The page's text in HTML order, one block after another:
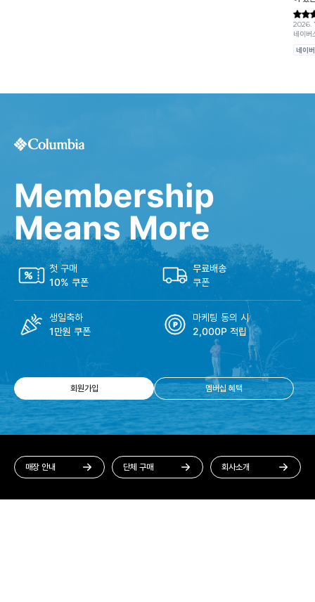
Membership
Means More
첫 구매
10% 쿠폰
무료배송
쿠폰
생일축하
1만원 쿠폰
마케팅 동의 시
2,000P 적립
회원가입 멤버십 혜택
매장 안내 단체 구매 회사소개